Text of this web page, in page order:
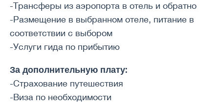
-Трансферы из аэропорта в отель и обратно
-Размещение в выбранном отеле, питание в
соответствии с выбором
-Услуги гида по прибытию
За дополнительную плату:
-Страхование путешествия
-Виза по необходимости